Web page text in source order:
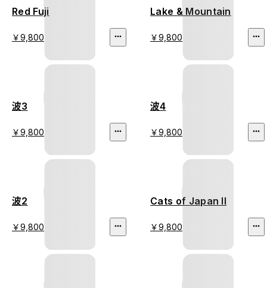
Red Fuji
￥9,800
Lake & Mountain
￥9,800
波3
￥9,800
波4
￥9,800
波2
￥9,800
Cats of Japan II
￥9,800